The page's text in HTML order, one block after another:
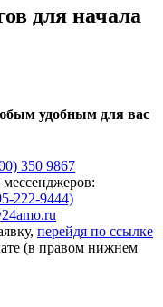
для начала
удобным для вас
350 9867
222-9444)
перейдя по ссылке
(в правом нижнем